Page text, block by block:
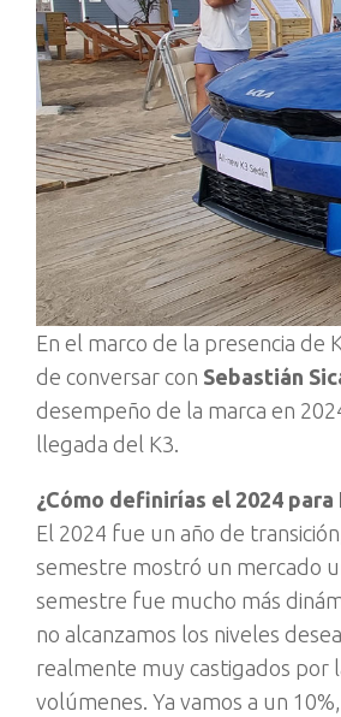
En el marco de la presencia de
de conversar con Sebastián
desempeño de la marca en
llegada del K3.
¿Cómo definirías el 2024
El 2024 fue un año de
semestre mostró un mercado
semestre fue mucho más
no alcanzamos los niveles
realmente muy castigados por
volúmenes. Ya vamos a un